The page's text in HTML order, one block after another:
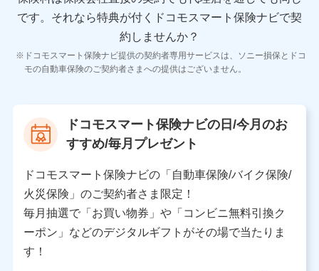
齢などの情報などが含まれます。
【共同して利用する者の範囲】
当社
当社又は株式会社NTTドコモが提供する保険関連サービ
スにおけるユーザ登録受付および管理のため
を受けている保険会社・提携会社の保険その他に関する
情報を提供するため、また維持管理等の委託業務遂行の
ため、またそれらに付帯、関連する当社、株式会社NTT
ドコモおよび提携会社のサービスを案内、提供するため
（各サービスで取得したサービス利用履歴、ウェブサイ
トの閲覧履歴、購買履歴、ご契約内容等のパーソナルデ
ータを分析して、お客さまの趣味・嗜好・傾向に応じた
です。 それなら特典が付くドコモスマート保険ナビで契
約しませんか？
ドコモスマート保険ナビ提供の契約者専用サービスは、ソニー損保とドコ
モの自動車保険のご契約者さまへの提供はございません。
ドコモスマート保険ナビの日/今月のお
すすめ/毎月プレゼント
ドコモスマート保険ナビの「自動車保険/バイク保険/
火災保険」のご契約者さま限定！
毎月抽選で「お買い物券」や「コンビニ無料引換ク
ーポン」などのデジタルギフトがその場で当たりま
す！